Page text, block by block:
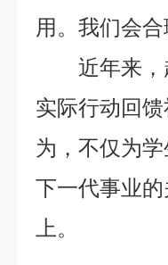
用。我们会
近年来
实际行动回
为，不仅为
下一代事业
上。